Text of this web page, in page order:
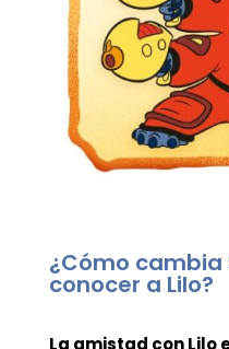
¿Cómo
conocer a Lilo?